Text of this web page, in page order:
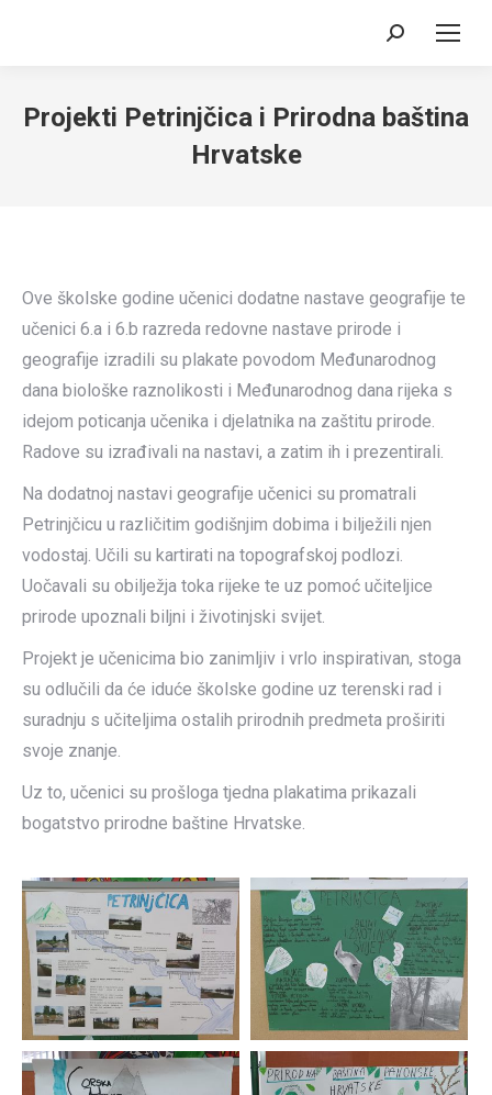
Search:
Projekti Petrinjčica i Prirodna baština
Hrvatske
Ove školske godine učenici dodatne nastave geografije te
učenici 6.a i 6.b razreda redovne nastave prirode i
geografije izradili su plakate povodom Međunarodnog
dana biološke raznolikosti i Međunarodnog dana rijeka s
idejom poticanja učenika i djelatnika na zaštitu prirode.
Radove su izrađivali na nastavi, a zatim ih i prezentirali.
Na dodatnoj nastavi geografije učenici su promatrali
Petrinjčicu u različitim godišnjim dobima i bilježili njen
vodostaj. Učili su kartirati na topografskoj podlozi.
Uočavali su obilježja toka rijeke te uz pomoć učiteljice
prirode upoznali biljni i životinjski svijet.
Projekt je učenicima bio zanimljiv i vrlo inspirativan, stoga
su odlučili da će iduće školske godine uz terenski rad i
suradnju s učiteljima ostalih prirodnih predmeta proširiti
svoje znanje.
Uz to, učenici su prošloga tjedna plakatima prikazali
bogatstvo prirodne baštine Hrvatske.